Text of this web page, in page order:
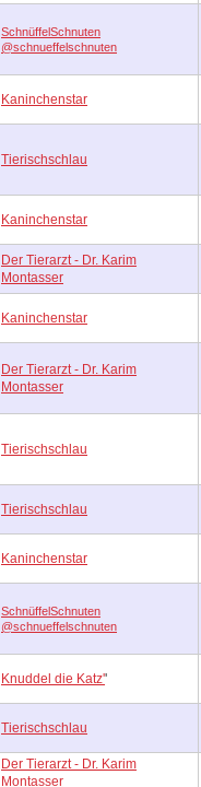
SchnüffelSchnuten
@schnueffelschnuten
Kaninchenstar
Tierischschlau
Kaninchenstar
Der Tierarzt - Dr. Karim
Montasser
Kaninchenstar
Der Tierarzt - Dr. Karim
Montasser
Tierischschlau
Tierischschlau
Kaninchenstar
SchnüffelSchnuten
@schnueffelschnuten
Knuddel die Katz''
Tierischschlau
Der Tierarzt - Dr. Karim
Montasser